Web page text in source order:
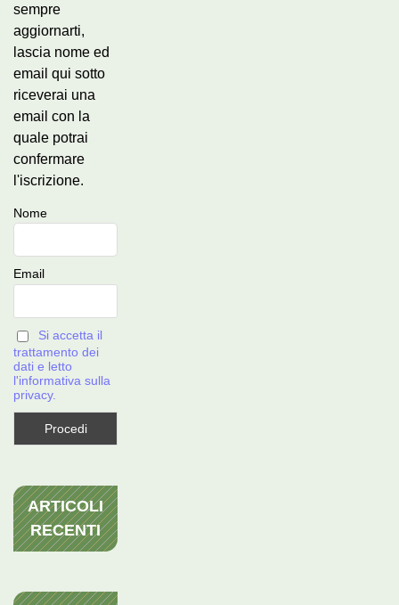
sempre
aggiornarti,
lascia nome ed
email qui sotto
riceverai una
email con la
quale potrai
confermare
l'iscrizione.
Nome
Email
Si accetta il
trattamento dei
dati e letto
l'informativa sulla
privacy.
ARTICOLI
RECENTI